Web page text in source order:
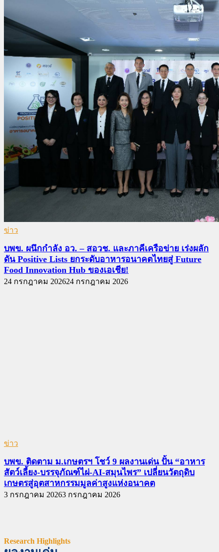
ข่าว
บพข. ผนึกกำลัง อว. – สอวช. และภาคีเครือข่าย เร่งผลัก
ดัน Positive Lists ยกระดับอาหารอนาคตไทยสู่ Future
Food Innovation Hub ของเอเชีย!
24 กรกฎาคม 202624 กรกฎาคม 2026
ข่าว
บพข. ติดตาม ม.เกษตรฯ โชว์ 9 ผลงานเด่น ปั้น “อาหาร
สัตว์เลี้ยง-บรรจุภัณฑ์ไผ่-AI-สมุนไพร” เปลี่ยนวัตถุดิบ
เกษตรสู่อุตสาหกรรมมูลค่าสูงแห่งอนาคต
3 กรกฎาคม 20263 กรกฎาคม 2026
Research Highlights